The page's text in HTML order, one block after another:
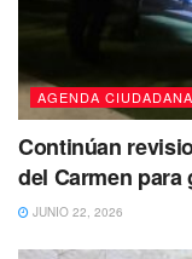
AGENDA
Continúan
del Carmen
JUNIO 22, 2026